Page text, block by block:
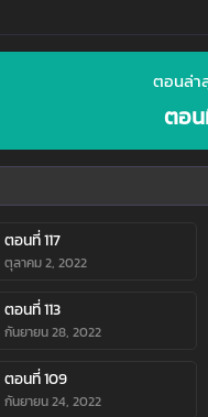
ตอนล่า
ตอน
ตอนที่ 117
ตุลาคม 2, 2022
ตอนที่ 113
กันยายน 28, 2022
ตอนที่ 109
กันยายน 24, 2022